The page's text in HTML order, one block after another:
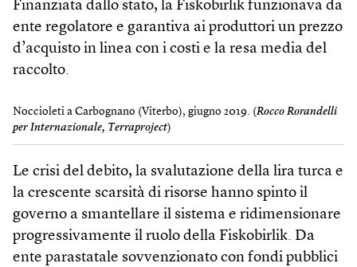
Finanziata dallo stato, la Fiskobirlik funzionava da
ente regolatore e garantiva ai produttori un prezzo
d’acquisto in linea con i costi e la resa media del
raccolto.
Noccioleti a Carbognano (Viterbo), giugno 2019. (Rocco Rorandelli
per Internazionale, Terraproject)
Le crisi del debito, la svalutazione della lira turca e
la crescente scarsità di risorse hanno spinto il
governo a smantellare il sistema e ridimensionare
progressivamente il ruolo della Fiskobirlik. Da
ente parastatale sovvenzionato con fondi pubblici